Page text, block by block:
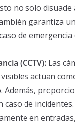
no solo
garantiza
de emergencia
(CCTV): Las
actúan
Además,
caso de
en